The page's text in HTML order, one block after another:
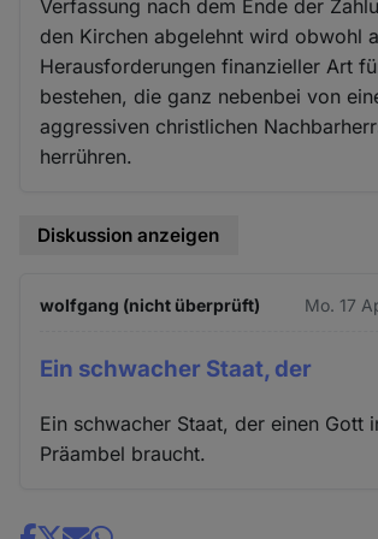
Verfassung nach dem Ende der
den Kirchen abgelehnt wird obwohl
Herausforderungen finanzieller Art
bestehen, die ganz nebenbei von
aggressiven christlichen
herrühren.
Diskussion anzeigen
wolfgang (nicht überprüft) Mo. 17
Ein schwacher Staat, der
Ein schwacher Staat, der einen Gott
Präambel braucht.